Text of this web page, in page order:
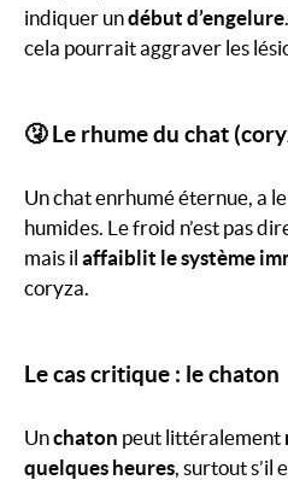
indiquer undébut d’engelure
cela pourrait aggraver les
🤧 Le rhume du chat
Un chat enrhumé éternue, a
humides. Le froid n’est pas
mais il affaiblit le système
coryza.
Le cas critique : le chaton
Unchaton peut littéralement
quelques heures , surtout s’il